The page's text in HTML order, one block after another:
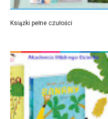
Książki pełne czułości